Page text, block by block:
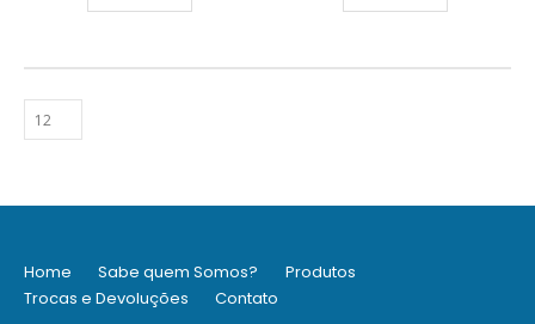
Home Sabe quem Somos?
Produtos
Trocas e Devoluções
Contato